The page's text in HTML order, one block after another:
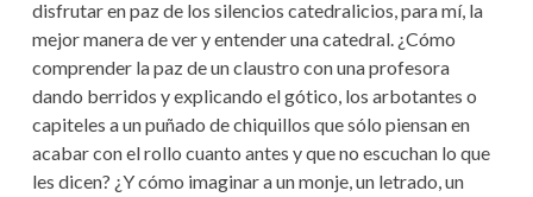
disfrutar en paz de los silencios catedralicios, para mí, la
mejor manera de ver y entender una catedral. ¿Cómo
comprender la paz de un claustro con una profesora
dando berridos y explicando el gótico, los arbotantes o
capiteles a un puñado de chiquillos que sólo piensan en
acabar con el rollo cuanto antes y que no escuchan lo que
les dicen? ¿Y cómo imaginar a un monje, un letrado, un